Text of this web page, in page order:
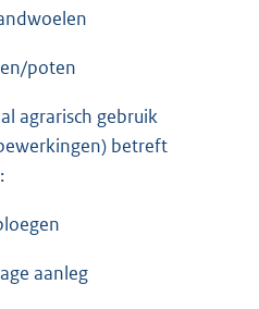
poten
agrarisch gebruik
betreft
aanleg